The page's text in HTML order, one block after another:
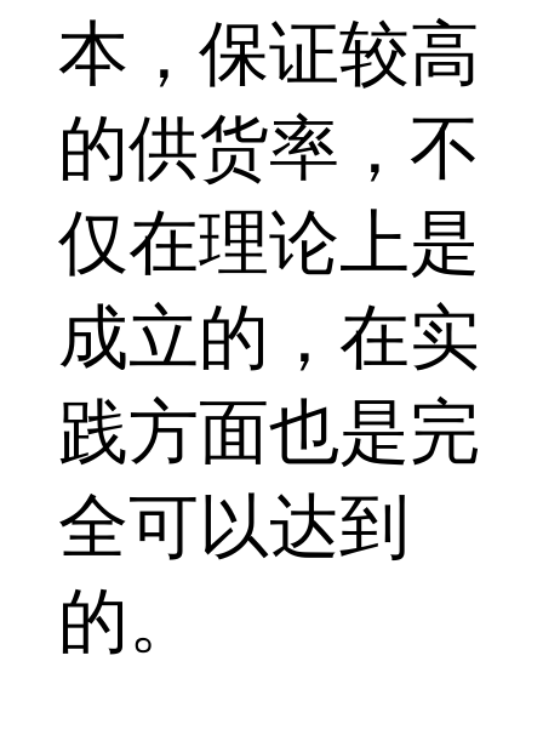
本，保证较高
的供货率，不
仅在理论上是
成立的，在实
践方面也是完
全可以达到
的。